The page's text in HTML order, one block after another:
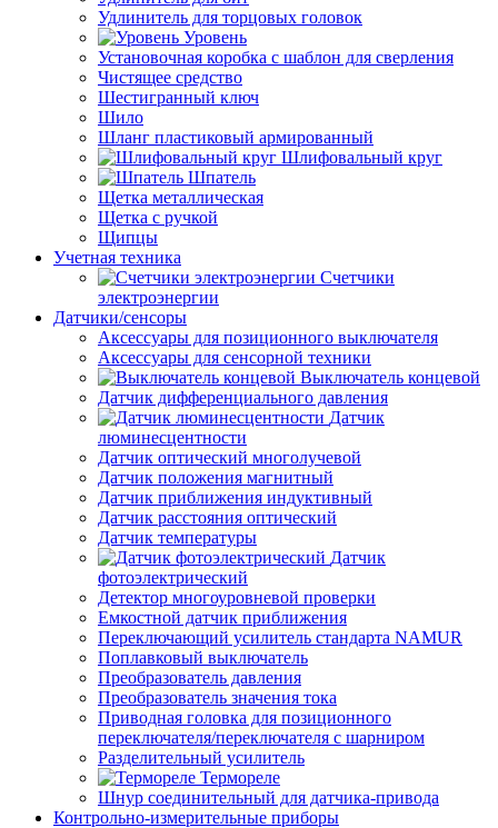
Удлинитель для торцовых головок
Уровень
Установочная коробка с шаблон для сверления
Чистящее средство
Шестигранный ключ
Шило
Шланг пластиковый армированный
Шлифовальный круг
Шпатель
Щетка металлическая
Щетка с ручкой
Щипцы
Учетная техника
Счетчики
электроэнергии
Датчики/сенсоры
Аксессуары для позиционного выключателя
Аксессуары для сенсорной техники
Выключатель концевой
Датчик дифференциального давления
Датчик
люминесцентности
Датчик оптический многолучевой
Датчик положения магнитный
Датчик приближения индуктивный
Датчик расстояния оптический
Датчик температуры
Датчик
фотоэлектрический
Детектор многоуровневой проверки
Емкостной датчик приближения
Переключающий усилитель стандарта NAMUR
Поплавковый выключатель
Преобразователь давления
Преобразователь значения тока
Приводная головка для позиционного
переключателя/переключателя с шарниром
Разделительный усилитель
Термореле
Шнур соединительный для датчика-привода
Контрольно-измерительные приборы